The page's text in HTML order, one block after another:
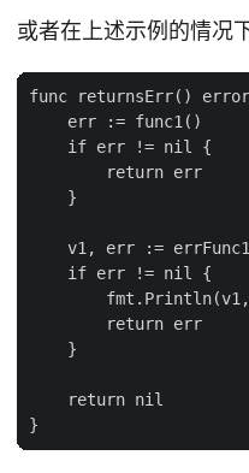
或者在上述示例的情况
func returnsErr()
    err := func1()
    if err != nil {
        return err
    }
v1, err :=
    if err != nil {
        return err
    }
    return nil